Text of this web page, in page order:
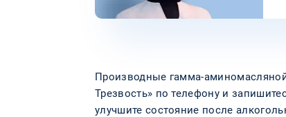
Производные гамма-
Трезвость» по телефону и
улучшите состояние после